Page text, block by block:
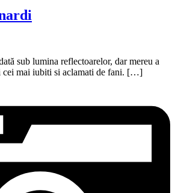
sub lumina reflectoarelor, dar mereu a
cei mai iubiti si aclamati de fani. […]